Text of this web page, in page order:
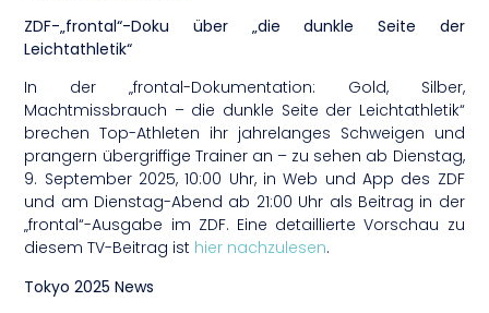
ZDF-„frontal“-Doku über „die dunkle Seite der
Leichtathletik“
In der „frontal-Dokumentation: Gold, Silber,
Machtmissbrauch – die dunkle Seite der Leichtathletik“
brechen Top-Athleten ihr jahrelanges Schweigen und
prangern übergriffige Trainer an – zu sehen ab Dienstag,
9. September 2025, 10:00 Uhr, in Web und App des ZDF
und am Dienstag-Abend ab 21:00 Uhr als Beitrag in der
„frontal“-Ausgabe im ZDF. Eine detaillierte Vorschau zu
diesem TV-Beitrag ist hier nachzulesen.
Tokyo 2025 News